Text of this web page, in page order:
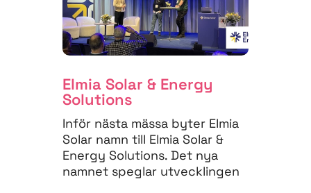
Elmia Solar & Energy
Solutions
Inför nästa mässa byter Elmia
Solar namn till Elmia Solar &
Energy Solutions. Det nya
namnet speglar utvecklingen